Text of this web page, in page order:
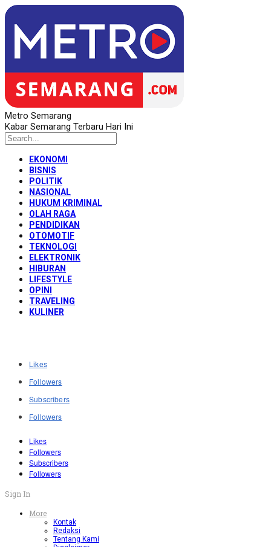
Metro Semarang
Kabar Semarang Terbaru Hari Ini
EKONOMI
BISNIS
POLITIK
NASIONAL
HUKUM KRIMINAL
OLAH RAGA
PENDIDIKAN
OTOMOTIF
TEKNOLOGI
ELEKTRONIK
HIBURAN
LIFESTYLE
OPINI
TRAVELING
KULINER
Likes
Followers
Subscribers
Followers
Likes
Followers
Subscribers
Followers
Sign In
More
Kontak
Redaksi
Tentang Kami